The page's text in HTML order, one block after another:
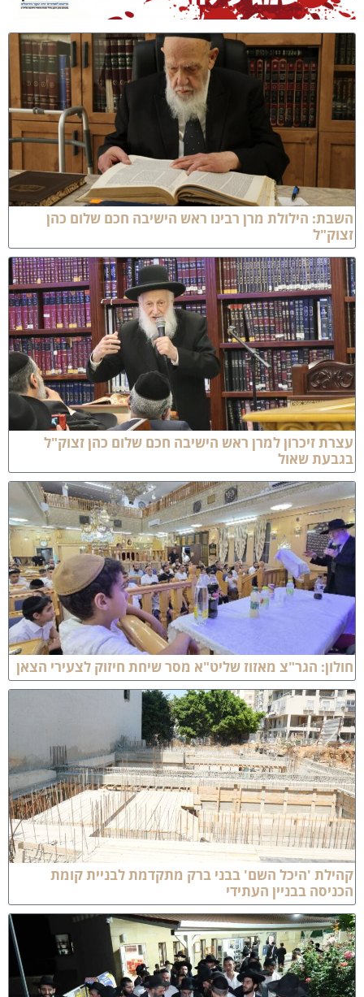
הילולת מרן רבינו ראש הישיבה חכם שלום כהן
זיכרון למרן ראש הישיבה חכם שלום כהן זצוק"ל
שאול
הגר"צ מאזוז שליט"א מסר שיחת חיזוק לצעירי הצאן
'היכל השם' בבני ברק מתקדמת לבניית קומת
בבניין העתידי